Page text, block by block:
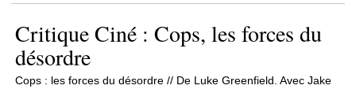
Critique Ciné : Cops, les forces du
désordre
Cops : les forces du désordre // De Luke Greenfield. Avec Jake